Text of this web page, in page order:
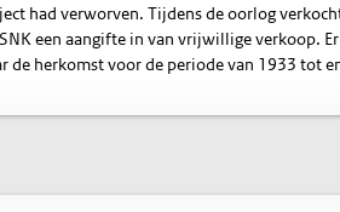
had verworven. Tijdens de oorlog
een aangifte in van vrijwillige verkoop.
de herkomst voor de periode van 1933 tot